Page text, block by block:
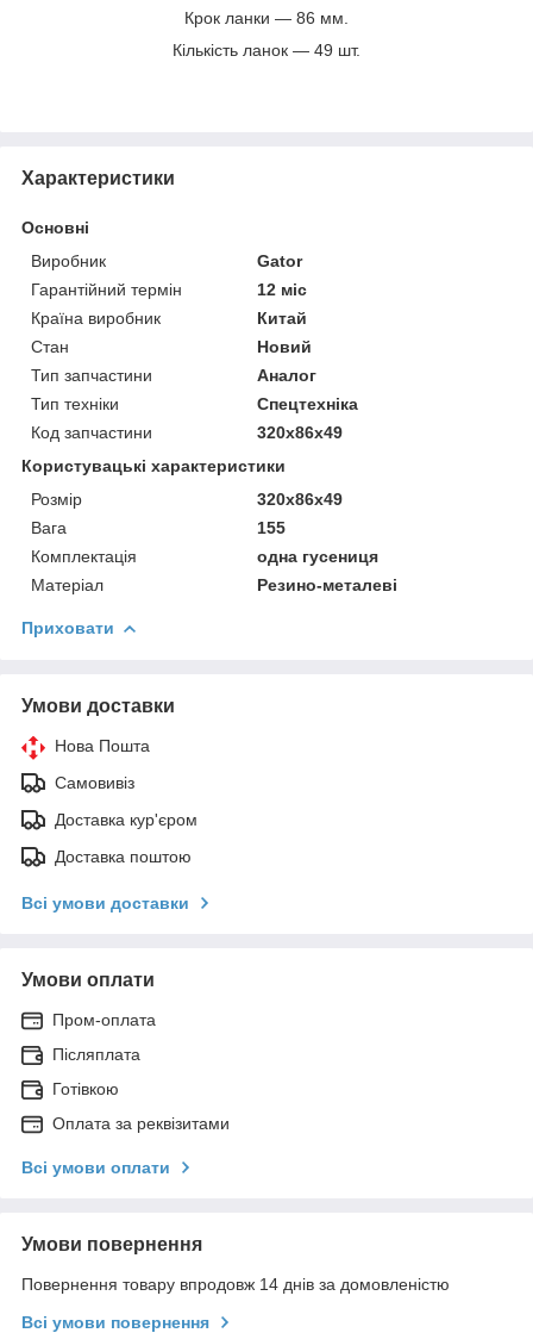
Крок ланки — 86 мм.
Кількість ланок — 49 шт.
Характеристики
Основні
Виробник
Gator
Гарантійний термін
12 міс
Країна виробник
Китай
Стан
Новий
Тип запчастини
Аналог
Тип техніки
Спецтехніка
Код запчастини
320x86x49
Користувацькi характеристики
Розмір
320x86x49
Вага
155
Комплектація
одна гусениця
Матеріал
Резино-металеві
Приховати
Умови доставки
Нова Пошта
Самовивіз
Доставка кур'єром
Доставка поштою
Всі умови доставки
Умови оплати
Пром-оплата
Післяплата
Готівкою
Оплата за реквізитами
Всі умови оплати
Умови повернення
Повернення товару впродовж 14 днів за домовленістю
Всі умови повернення